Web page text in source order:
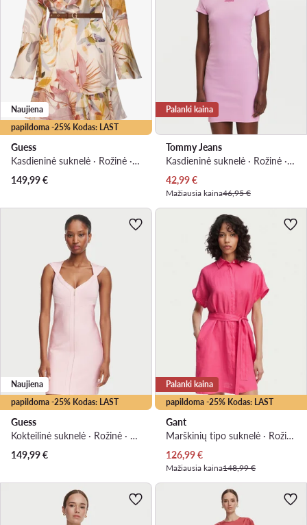
papildoma -25% Kodas: LAST
Naujiena
Guess
Kasdieninė suknelė · Rožinė · Mini
149,99€
Palanki kaina
Tommy Jeans
Kasdieninė suknelė · Rožinė · Mini
Dabartinė kaina
42,99€
Mažiausia kaina46,95 €
papildoma -25% Kodas: LAST
Naujiena
Guess
Kokteilinė suknelė · Rožinė · Mini
149,99€
papildoma -25% Kodas: LAST
Palanki kaina
Gant
Marškinių tipo suknelė · Rožinė · Mini
Dabartinė kaina
126,99€
Mažiausia kaina148,99 €